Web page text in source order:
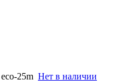
25m Нет в наличии